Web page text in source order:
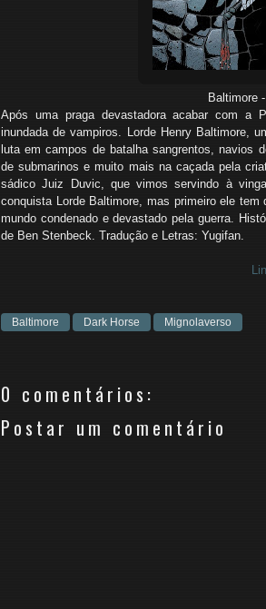
Baltimore - O
Após uma praga devastadora acabar com a
inundada de vampiros. Lorde Henry Baltimore,
luta em campos de batalha sangrentos, navios
de submarinos e muito mais na caçada pela
sádico Juiz Duvic, que vimos servindo à
conquista Lorde Baltimore, mas primeiro ele
mundo condenado e devastado pela guerra.
de Ben Stenbeck. Tradução e Letras: Yugifan.
Baltimore Dark Horse Mignolaverso
0 comentários:
Postar um comentário